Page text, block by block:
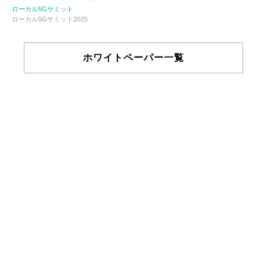
ローカル5Gサミット
ローカル5Gサミット2025
ホワイトペーパー一覧